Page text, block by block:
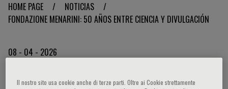
HOME PAGE / NOTICIAS
/
FONDAZIONE MENARINI: 50 AÑOS ENTRE CIENCIA Y DIVULGACIÓN
08 - 04 - 2026
Il nostro sito usa cookie anche di terze parti. Oltre ai Cookie strettamente